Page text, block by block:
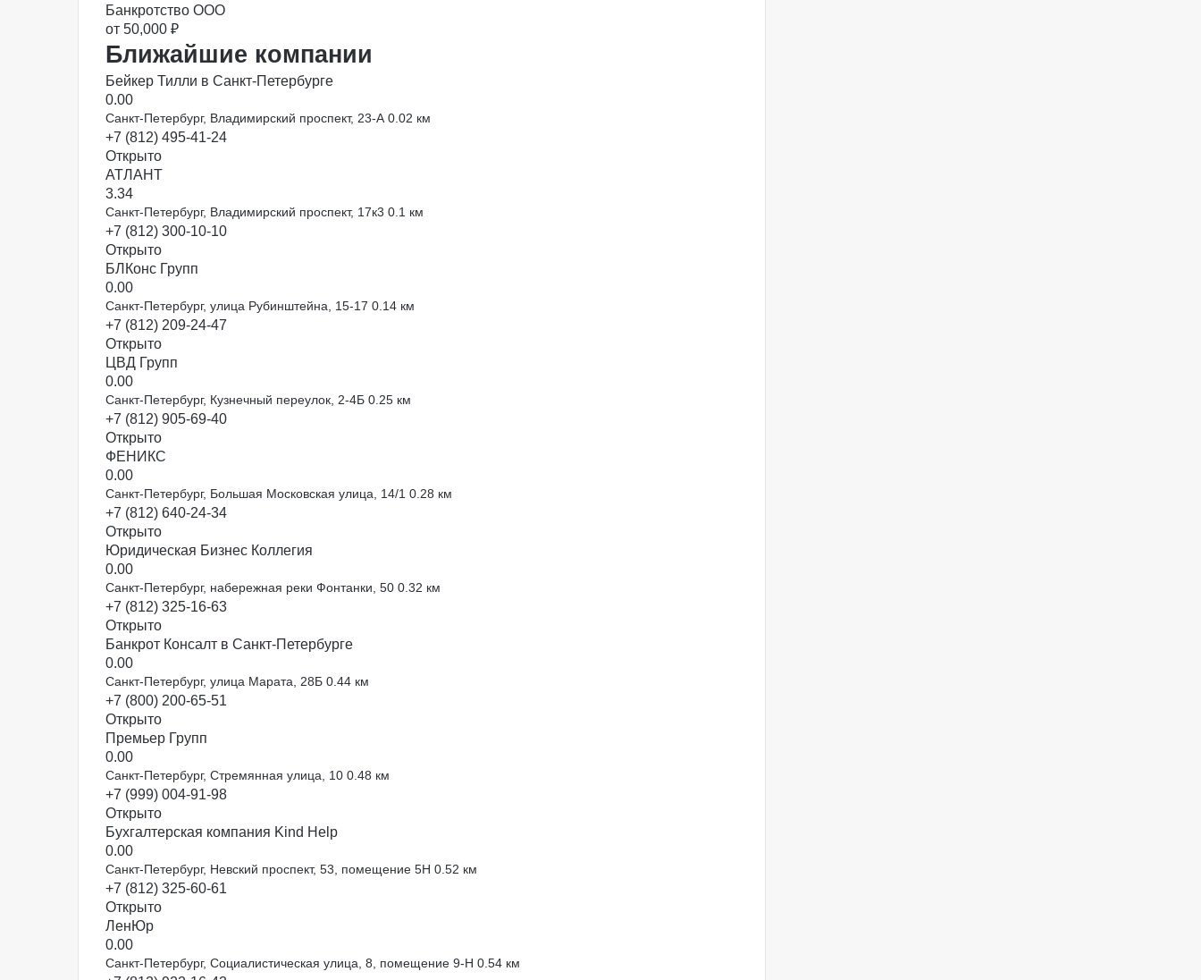
Банкротство ООО
от 50,000 ₽
Ближайшие компании
Бейкер Тилли в Санкт-Петербурге
0.00
Санкт-Петербург, Владимирский проспект, 23-А 0.02 км
+7 (812) 495-41-24
Открыто
АТЛАНТ
3.34
Санкт-Петербург, Владимирский проспект, 17к3 0.1 км
+7 (812) 300-10-10
Открыто
БЛКонс Групп
0.00
Санкт-Петербург, улица Рубинштейна, 15-17 0.14 км
+7 (812) 209-24-47
Открыто
ЦВД Групп
0.00
Санкт-Петербург, Кузнечный переулок, 2-4Б 0.25 км
+7 (812) 905-69-40
Открыто
ФЕНИКС
0.00
Санкт-Петербург, Большая Московская улица, 14/1 0.28 км
+7 (812) 640-24-34
Открыто
Юридическая Бизнес Коллегия
0.00
Санкт-Петербург, набережная реки Фонтанки, 50 0.32 км
+7 (812) 325-16-63
Открыто
Банкрот Консалт в Санкт-Петербурге
0.00
Санкт-Петербург, улица Марата, 28Б 0.44 км
+7 (800) 200-65-51
Открыто
Премьер Групп
0.00
Санкт-Петербург, Стремянная улица, 10 0.48 км
+7 (999) 004-91-98
Открыто
Бухгалтерская компания Kind Help
0.00
Санкт-Петербург, Невский проспект, 53, помещение 5Н 0.52 км
+7 (812) 325-60-61
Открыто
ЛенЮр
0.00
Санкт-Петербург, Социалистическая улица, 8, помещение 9-Н 0.54 км